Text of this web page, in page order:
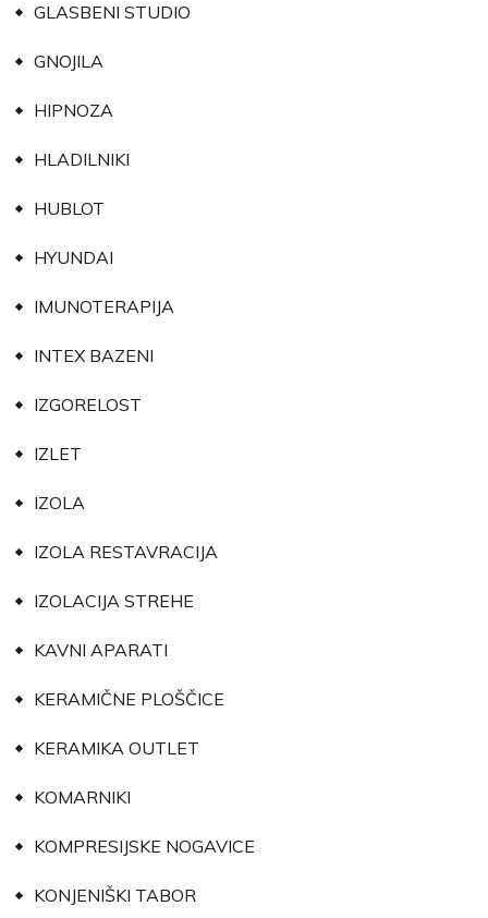
GLASBENI STUDIO
GNOJILA
HIPNOZA
HLADILNIKI
HUBLOT
HYUNDAI
IMUNOTERAPIJA
INTEX BAZENI
IZGORELOST
IZLET
IZOLA
IZOLA RESTAVRACIJA
IZOLACIJA STREHE
KAVNI APARATI
KERAMIČNE PLOŠČICE
KERAMIKA OUTLET
KOMARNIKI
KOMPRESIJSKE NOGAVICE
KONJENIŠKI TABOR